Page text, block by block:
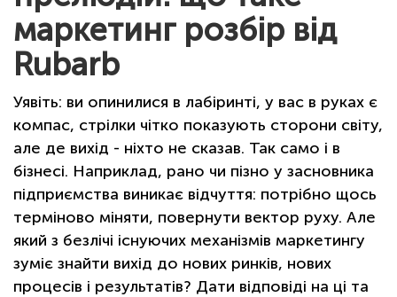
маркетинг розбір від
Rubarb
Уявіть: ви опинилися в лабіринті, у вас в руках є
компас, стрілки чітко показують сторони світу,
але де вихід - ніхто не сказав. Так само і в
бізнесі. Наприклад, рано чи пізно у засновника
підприємства виникає відчуття: потрібно щось
терміново міняти, повернути вектор руху. Але
який з безлічі існуючих механізмів маркетингу
зуміє знайти вихід до нових ринків, нових
процесів і результатів? Дати відповіді на ці та